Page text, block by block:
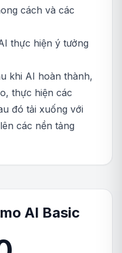
cách và các
thực hiện ý tưởng
khi AI hoàn thành,
thực hiện các
đó tải xuống với
các nền tảng
AI Basic